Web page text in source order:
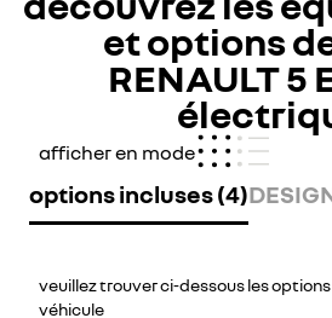
et options
RENAULT 5
afficher en mode
options incluses (4)
veuillez trouver ci-dessous les
véhicule